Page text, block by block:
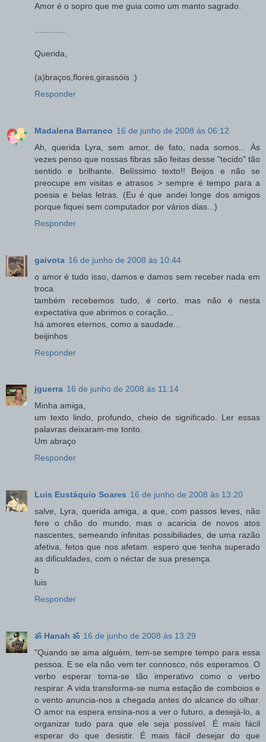
Amor é o sopro que me guia como um manto sagrado.
Querida,
(a)braços,flores,girassóis :)
Responder
Madalena Barranco 16 de junho de 2008 às 06:12
Ah, querida Lyra, sem amor, de fato, nada somos... Às
vezes penso que nossas fibras são feitas desse "tecido" tão
sentido e brilhante. Belíssimo texto!! Beijos e não se
preocupe em visitas e atrasos > sempre é tempo para a
poesia e belas letras. (Eu é que andei longe dos amigos
porque fiquei sem computador por vários dias...)
Responder
gaivota 16 de junho de 2008 às 10:44
o amor é tudo isso, damos e damos sem receber nada em
troca
também recebemos tudo, é certo, mas não é nesta
expectativa que abrimos o coração...
há amores eternos, como a saudade...
beijinhos
Responder
jguerra 16 de junho de 2008 às 11:14
Minha amiga,
um texto lindo, profundo, cheio de significado. Ler essas
palavras deixaram-me tonto.
Um abraço
Responder
Luis Eustáquio Soares 16 de junho de 2008 às 13:20
salve, Lyra, querida amiga, a que, com passos leves, não
fere o chão do mundo, mas o acaricia de novos atos
nascentes, semeando infinitas possibiliades, de uma razão
afetiva, fetos que nos afetam. espero que tenha superado
as dificuldades, com o néctar de sua presença.
b
luis
Responder
ॐ Hanah ॐ 16 de junho de 2008 às 13:29
"Quando se ama alguém, tem-se sempre tempo para essa
pessoa. E se ela não vem ter connosco, nós esperamos. O
verbo esperar torna-se tão imperativo como o verbo
respirar. A vida transforma-se numa estação de comboios e
o vento anuncia-nos a chegada antes do alcance do olhar.
O amor na espera ensina-nos a ver o futuro, a desejá-lo, a
organizar tudo para que ele seja possível. É mais fácil
esperar do que desistir. É mais fácil desejar do que